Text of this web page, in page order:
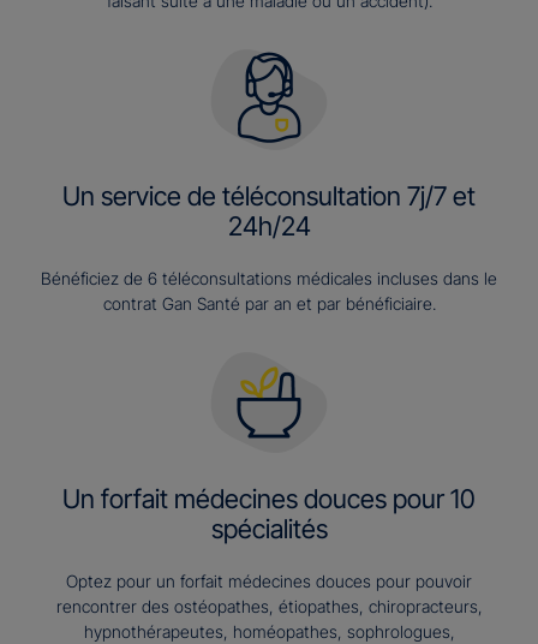
Un service de téléconsultation 7j/7 et
24h/24
Bénéficiez de 6 téléconsultations médicales incluses dans le
contrat Gan Santé par an et par bénéficiaire.
Un forfait médecines douces pour 10
spécialités
Optez pour un forfait médecines douces pour pouvoir
rencontrer des ostéopathes, étiopathes, chiropracteurs,
hypnothérapeutes, homéopathes, sophrologues,